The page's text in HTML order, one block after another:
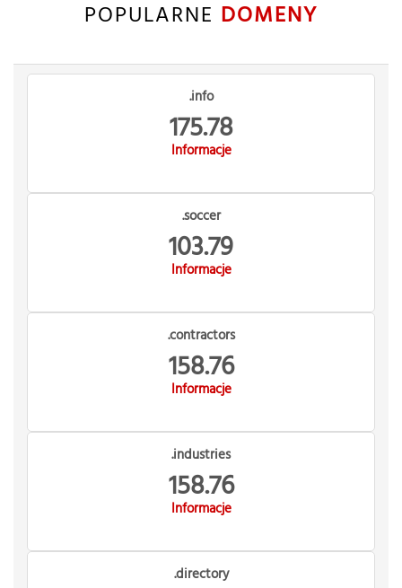
POPULARNE DOMENY
.info
175.78
Informacje
.soccer
103.79
Informacje
.contractors
158.76
Informacje
.industries
158.76
Informacje
.directory